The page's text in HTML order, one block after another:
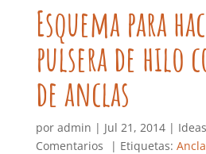
Esquema para
pulsera de hilo
de anclas
por admin | Jul 21, 2014|
Comentarios
| Etiquetas: Ancla